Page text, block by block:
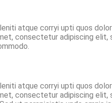
atque corryi upti quos
consectetur adipiscing
atque corryi upti quos
consectetur adipiscing